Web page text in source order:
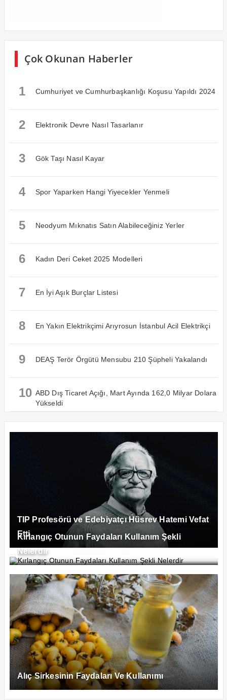
Çok Okunan Haberler
1 Cumhuriyet ve Cumhurbaşkanlığı Koşusu Yapıldı 2024
2 Elektronik Devre Nasıl Tasarlanır
3 Gök Taşı Nasıl Kayar
4 Spor Yaparken Hangi Yiyecekler Yenmeli
5 Neodyum Mıknatıs Satın Alabileceğiniz Yerler
6 Kadın Deri Ceket 2025 Modelleri
7 En İyi Aşık Burçlar Listesi
8 En Yakın Elektrikçimi Arıyrosun İstanbul Acil Elektrikçi
9 DEAŞ Terör Örgütü Mensubu 210 Şüpheli Yakalandı
10 ABD Dış Ticaret Açığı, Mart Ayında 162,0 Milyar Dolara
Yükseldi
TIP Profesörü ve Edebiyatçı Hüsrev Hatemi Vefat
Etti
Kırlangıç Otunun Faydaları Kullanım Şekli
Nelerdir
Alıç Sirkesinin Faydaları Ve Kullanımı